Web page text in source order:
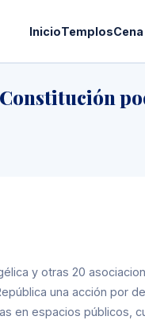
InicioTemplos
y otras 20
una acción por
en espacios públicos,